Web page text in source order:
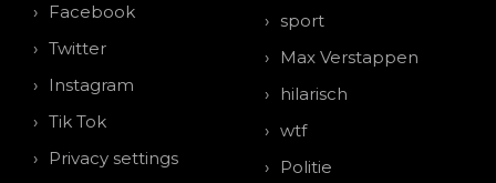
Facebook
Twitter
Instagram
Tik Tok
Privacy settings
sport
Max Verstappen
hilarisch
wtf
Politie